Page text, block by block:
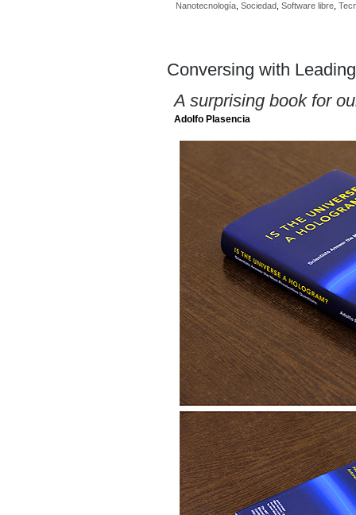
Nanotecnología Sociedad Software libre
Conversing with
A surprising book for
Adolfo Plasencia